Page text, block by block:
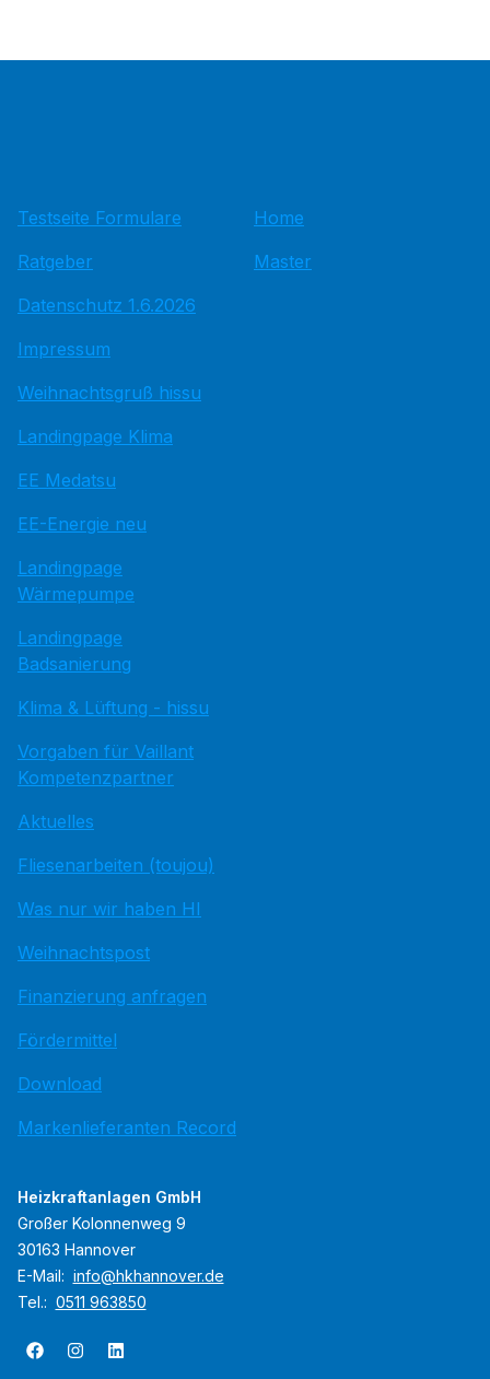
Testseite Formulare
Ratgeber
Datenschutz 1.6.2026
Impressum
Weihnachtsgruß hissu
Landingpage Klima
EE Medatsu
EE-Energie neu
Landingpage
Wärmepumpe
Landingpage
Badsanierung
Klima & Lüftung - hissu
Vorgaben für Vaillant
Kompetenzpartner
Aktuelles
Fliesenarbeiten (toujou)
Was nur wir haben HI
Weihnachtspost
Finanzierung anfragen
Fördermittel
Download
Markenlieferanten Record
Home
Master
Heizkraftanlagen GmbH
Großer Kolonnenweg 9
30163 Hannover
E-Mail: info@hkhannover.de
Tel.: 0511 963850